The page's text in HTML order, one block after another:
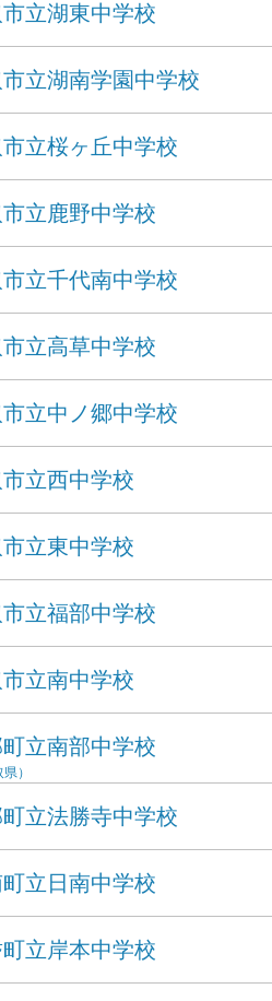
立湖東中学校
市立湖南学園中学校
立桜ヶ丘中学校
立鹿野中学校
立千代南中学校
立高草中学校
立中ノ郷中学校
立西中学校
立東中学校
立福部中学校
立南中学校
立南部中学校
県）
立法勝寺中学校
町立日南中学校
立岸本中学校